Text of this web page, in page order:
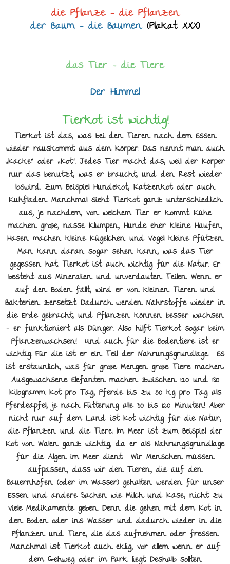
die Pflanze - die Pflanzen
der Baum - die Bäumen (Plakat XXX)
das Tier - die Tiere
Der Himmel
Tierkot ist wichtig!
Tierkot ist das, was bei den Tieren nach dem Essen
wieder rauskommt aus dem Körper. Das nennt man auch
„Kacke“ oder „Kot“. Jedes Tier macht das, weil der Körper
nur das benutzt, was er braucht, und den Rest wieder
loswird. Zum Beispiel Hundekot, Katzenkot oder auch
Kuhfladen. Manchmal sieht Tierkot ganz unterschiedlich
aus, je nachdem, von welchem Tier er kommt. Kühe
machen große, nasse Klumpen, Hunde eher kleine Haufen,
Hasen machen kleine Kügelchen und Vögel kleine Pfützen.
Man kann daran sogar sehen kann, was das Tier
gegessen hat. Tierkot ist auch wichtig für die Natur. Er
besteht aus Mineralien und unverdauten Teilen. Wenn er
auf den Boden fällt, wird er von kleinen Tieren und
Bakterien zersetzt. Dadurch werden Nährstoffe wieder in
die Erde gebracht, und Pflanzen können besser wachsen
– er funktioniert als Dünger. Also hilft Tierkot sogar beim
Pflanzenwachsen! Und auch für die Bodentiere ist er
wichtig. Für die ist er ein Teil der Nahrungsgrundlage. Es
ist erstaunlich, was für große Mengen große Tiere machen:
Ausgewachsene Elefanten machen zwischen 120 und 180
Kilogramm Kot pro Tag, Pferde bis zu 50 kg pro Tag als
Pferdeäpfel, je nach Fütterung alle 30 bis 120 Minuten! Aber
nicht nur auf dem Land ist Kot wichtig für die Natur,
die Pflanzen und die Tiere. Im Meer ist zum Beispiel der
Kot von Walen ganz wichtig, da er als Nahrungsgrundlage
für die Algen im Meer dient. Wir Menschen müssen
aufpassen, dass wir den Tieren, die auf den
Bauernhöfen (oder im Wasser) gehalten werden für unser
Essen und andere Sachen wie Milch und Käse, nicht zu
viele Medikamente geben. Denn die gehen mit dem Kot in
den Boden oder ins Wasser und dadurch wieder in die
Pflanzen und Tiere, die das aufnehmen oder fressen.
Manchmal ist Tierkot auch eklig, vor allem wenn er auf
dem Gehweg oder im Park liegt. Deshalb sollten